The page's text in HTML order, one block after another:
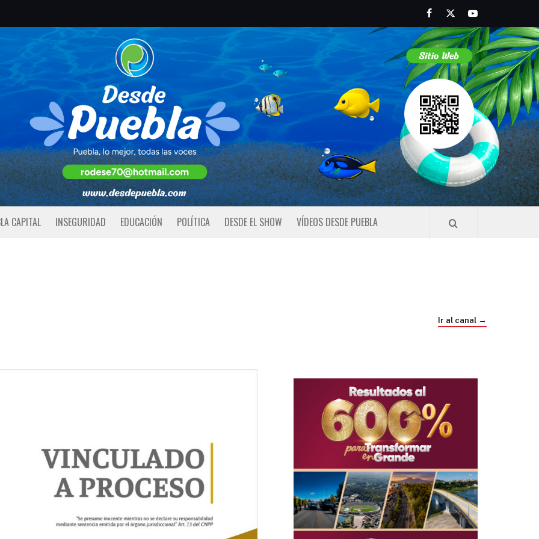
FacebookTwitterYoutube
CAPITAL INSEGURIDAD EDUCACIÓN POLÍTICA DESDE EL SHOW VÍDEOS DESDE PUEBLA
Ir al canal →